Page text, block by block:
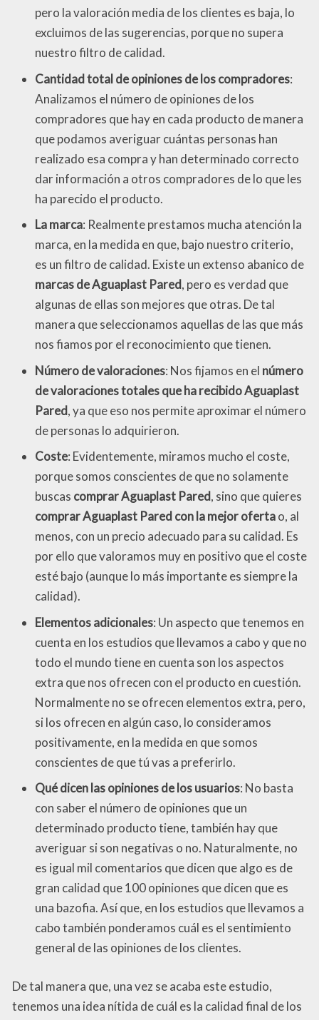
pero la valoración media de los clientes es baja, lo
excluimos de las sugerencias, porque no supera
nuestro filtro de calidad.
Cantidad total de opiniones de los compradores:
Analizamos el número de opiniones de los
compradores que hay en cada producto de manera
que podamos averiguar cuántas personas han
realizado esa compra y han determinado correcto
dar información a otros compradores de lo que les
ha parecido el producto.
La marca: Realmente prestamos mucha atención la
marca, en la medida en que, bajo nuestro criterio,
es un filtro de calidad. Existe un extenso abanico de
marcas de Aguaplast Pared, pero es verdad que
algunas de ellas son mejores que otras. De tal
manera que seleccionamos aquellas de las que más
nos fiamos por el reconocimiento que tienen.
Número de valoraciones: Nos fijamos en el número
de valoraciones totales que ha recibido Aguaplast
Pared, ya que eso nos permite aproximar el número
de personas lo adquirieron.
Coste: Evidentemente, miramos mucho el coste,
porque somos conscientes de que no solamente
buscas comprar Aguaplast Pared, sino que quieres
comprar Aguaplast Pared con la mejor ofertao, al
menos, con un precio adecuado para su calidad. Es
por ello que valoramos muy en positivo que el coste
esté bajo (aunque lo más importante es siempre la
calidad).
Elementos adicionales: Un aspecto que tenemos en
cuenta en los estudios que llevamos a cabo y que no
todo el mundo tiene en cuenta son los aspectos
extra que nos ofrecen con el producto en cuestión.
Normalmente no se ofrecen elementos extra, pero,
si los ofrecen en algún caso, lo consideramos
positivamente, en la medida en que somos
conscientes de que tú vas a preferirlo.
Qué dicen las opiniones de los usuarios: No basta
con saber el número de opiniones que un
determinado producto tiene, también hay que
averiguar si son negativas o no. Naturalmente, no
es igual mil comentarios que dicen que algo es de
gran calidad que 100 opiniones que dicen que es
una bazofia. Así que, en los estudios que llevamos a
cabo también ponderamos cuál es el sentimiento
general de las opiniones de los clientes.
De tal manera que, una vez se acaba este estudio,
tenemos una idea nítida de cuál es la calidad final de los